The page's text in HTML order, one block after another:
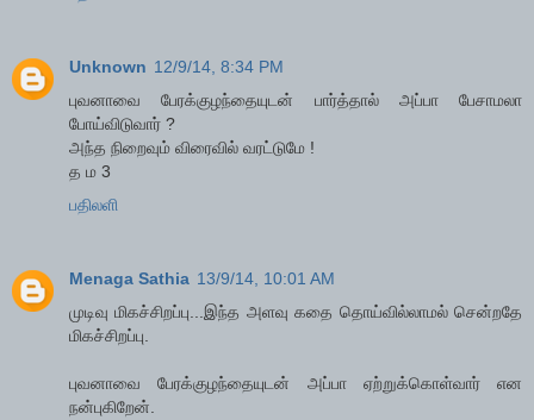
Unknown 12/9/14, 8:34 PM
புவனாவை பேரக்குழந்தையுடன் பார்த்தால் அப்பா பேசாமலா
போய்விடுவார் ?
அந்த நிறைவும் விரைவில் வரட்டுமே !
த ம 3
பதிலளி
Menaga Sathia 13/9/14, 10:01 AM
முடிவு மிகச்சிறப்பு...இந்த அளவு கதை தொய்வில்லாமல் சென்றதே
மிகச்சிறப்பு.
புவனாவை பேரக்குழந்தையுடன் அப்பா ஏற்றுக்கொள்வார் என
நன்புகிறேன்.